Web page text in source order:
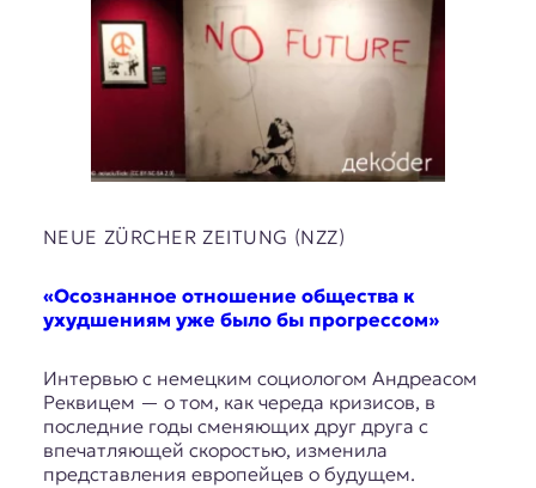
NEUE ZÜRCHER ZEITUNG (NZZ)
«Осознанное отношение общества к
ухудшениям уже было бы прогрессом»
Интервью с немецким социологом Андреасом
Реквицем — о том, как череда кризисов, в
последние годы сменяющих друг друга с
впечатляющей скоростью, изменила
представления европейцев о будущем.